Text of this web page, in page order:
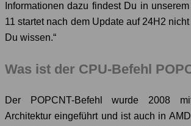
Informationen dazu findest Du in
11 startet nach dem Update auf 24H2
Du wissen.“
Was ist der CPU-Befehl
Der POPCNT-Befehl wurde 2008
Architektur eingeführt und ist auch in